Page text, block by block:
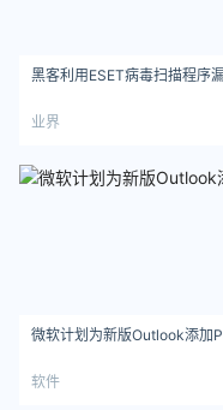
黑客利用ESET病毒扫描程序
业界
微软计划为新版Outlook添加
软件